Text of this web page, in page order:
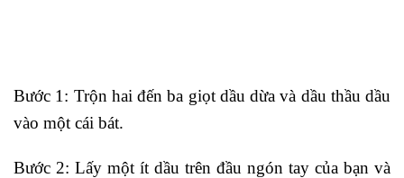
Bước 1: Trộn hai đến ba giọt dầu dừa và dầu thầu dầu
vào một cái bát.
Bước 2: Lấy một ít dầu trên đầu ngón tay của bạn và